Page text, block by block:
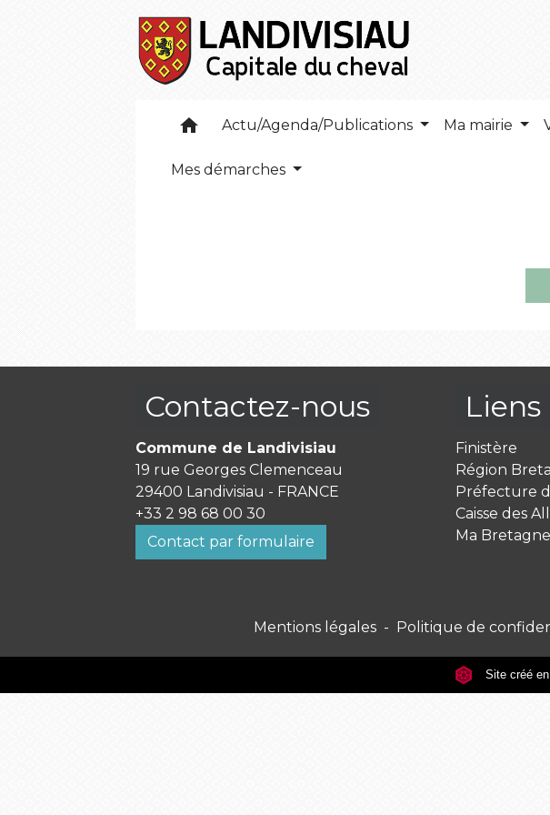
home Actu/Agenda/Publications Ma mairie
Mes démarches
Contactez-nous
Commune de Landivisiau
19 rue Georges Clemenceau
29400 Landivisiau - FRANCE
+33 2 98 68 00 30
Contact par formulaire
Liens
Finistère
Région
Préfecture
Caisse des
Ma
Mentions légales - Politique de
Site créé